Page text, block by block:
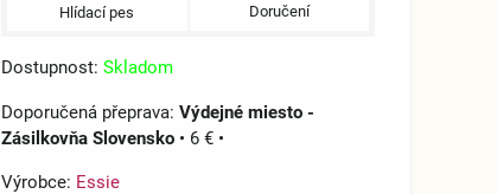
Hlídací pes Doručení
Dostupnost: Skladom
Výdejné miesto -
Zásilkovňa Slovensko • 6 € •
Výrobce: Essie